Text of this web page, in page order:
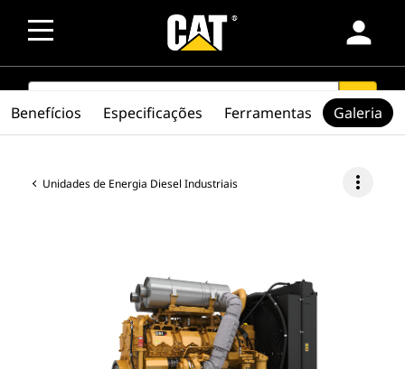
person
SEARCH search
Unidades de Energia Diesel Industriais more_vert
Benefícios Especificações Ferramentas Galeria